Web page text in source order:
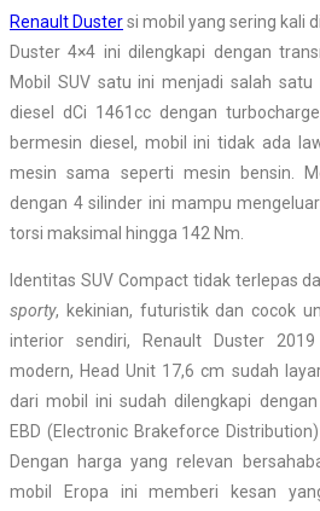
Renault Dustersi mobil yang sering kali
Duster 4×4 ini dilengkapi dengan
Mobil SUV satu ini menjadi salah
diesel dCi 1461cc dengan
bermesin diesel, mobil ini tidak ada
mesin sama seperti mesin bensin.
dengan 4 silinder ini mampu
torsi maksimal hingga 142 Nm.
Identitas SUV Compact tidak terlepas
sporty, kekinian, futuristik dan cocok
interior sendiri, Renault Duster
modern, Head Unit 17,6 cm sudah
dari mobil ini sudah dilengkapi
EBD (Electronic Brakeforce
Dengan harga yang relevan
mobil Eropa ini memberi kesan